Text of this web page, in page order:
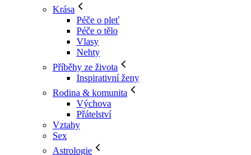
Krása
Péče o pleť
Péče o tělo
Vlasy
Nehty
Příběhy ze života
Inspirativní ženy
Rodina & komunita
Výchova
Přátelství
Vztahy
Sex
Astrologie